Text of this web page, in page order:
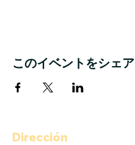
このイベントをシェア
Dirección